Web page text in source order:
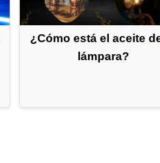
¿Cómo está el aceite
lámpara?